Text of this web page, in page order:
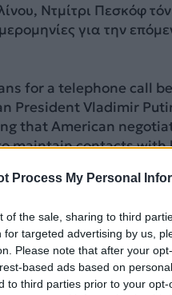
Process My Personal
of the sale, sharing to third
for targeted advertising by us,
Please note that after your
based ads based on
to third parties prior to your
Ντμίτρι Πεσκόφ
για την
for a telephone call
President Vladimir
that American
⁠maintain contacts with
ΔΙΑΦΗΜΙΣΗ